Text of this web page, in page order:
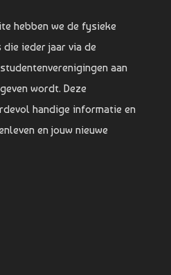
hebben we de fysieke
ieder jaar via de
aan
wordt. Deze
handige informatie en
en jouw nieuwe